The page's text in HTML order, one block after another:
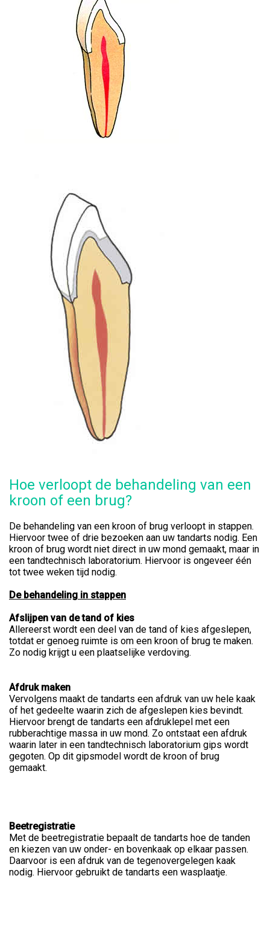
Hoe verloopt de behandeling van een
kroon of een brug?
De behandeling van een kroon of brug verloopt in stappen.
Hiervoor twee of drie bezoeken aan uw tandarts nodig. Een
kroon of brug wordt niet direct in uw mond gemaakt, maar in
een tandtechnisch laboratorium. Hiervoor is ongeveer één
tot twee weken tijd nodig.
De behandeling in stappen
Afslijpen van de tand of kies
Allereerst wordt een deel van de tand of kies afgeslepen,
totdat er genoeg ruimte is om een kroon of brug te maken.
Zo nodig krijgt u een plaatselijke verdoving.
Afdruk maken
Vervolgens maakt de tandarts een afdruk van uw hele kaak
of het gedeelte waarin zich de afgeslepen kies bevindt.
Hiervoor brengt de tandarts een afdruklepel met een
rubberachtige massa in uw mond. Zo ontstaat een afdruk
waarin later in een tandtechnisch laboratorium gips wordt
gegoten. Op dit gipsmodel wordt de kroon of brug
gemaakt.
Beetregistratie
Met de beetregistratie bepaalt de tandarts hoe de tanden
en kiezen van uw onder- en bovenkaak op elkaar passen.
Daarvoor is een afdruk van de tegenovergelegen kaak
nodig. Hiervoor gebruikt de tandarts een wasplaatje.